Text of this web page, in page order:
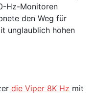
Hz-Monitoren
den Weg für
unglaublich hohen
die Viper 8K Hz mit